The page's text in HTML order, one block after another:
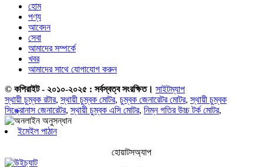
হোম
পণ্য
আবেদন
সেবা
আমাদের সম্পর্কে
খবর
আমাদের সাথে যোগাযোগ করুন
© কপিরাইট - ২০১০-২০২৫ : সর্বস্বত্ব সংরক্ষিত। সাইটম্যাপ
স্থায়ী চুম্বক রটার,স্থায়ী চুম্বক মোটর, চুম্বক জেনারেটর মোটর,স্থায়ী চুম্বক
সিঙ্ক্রোনাস জেনারেটর,স্থায়ী চুম্বক এসি মোটর, নিম্ন গতির উচ্চ টর্ক মোটর,
ইমেইল পাঠান
হোয়াটসঅ্যাপ